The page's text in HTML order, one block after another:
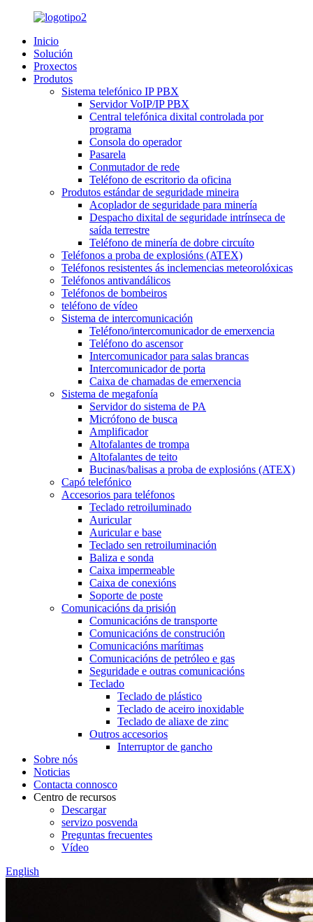
Inicio
Solución
Proxectos
Produtos
Sistema telefónico IP PBX
Servidor VoIP/IP PBX
Central telefónica dixital controlada por
programa
Consola do operador
Pasarela
Conmutador de rede
Teléfono de escritorio da oficina
Produtos estándar de seguridade mineira
Acoplador de seguridade para minería
Despacho dixital de seguridade intrínseca de
saída terrestre
Teléfono de minería de dobre circuíto
Teléfonos a proba de explosións (ATEX)
Teléfonos resistentes ás inclemencias meteorolóxicas
Teléfonos antivandálicos
Teléfonos de bombeiros
teléfono de vídeo
Sistema de intercomunicación
Teléfono/intercomunicador de emerxencia
Teléfono do ascensor
Intercomunicador para salas brancas
Intercomunicador de porta
Caixa de chamadas de emerxencia
Sistema de megafonía
Servidor do sistema de PA
Micrófono de busca
Amplificador
Altofalantes de trompa
Altofalantes de teito
Bucinas/balisas a proba de explosións (ATEX)
Capó telefónico
Accesorios para teléfonos
Teclado retroiluminado
Auricular
Auricular e base
Teclado sen retroiluminación
Baliza e sonda
Caixa impermeable
Caixa de conexións
Soporte de poste
Comunicacións da prisión
Comunicacións de transporte
Comunicacións de construción
Comunicacións marítimas
Comunicacións de petróleo e gas
Seguridade e outras comunicacións
Teclado
Teclado de plástico
Teclado de aceiro inoxidable
Teclado de aliaxe de zinc
Outros accesorios
Interruptor de gancho
Sobre nós
Noticias
Contacta connosco
Centro de recursos
Descargar
servizo posvenda
Preguntas frecuentes
Vídeo
English